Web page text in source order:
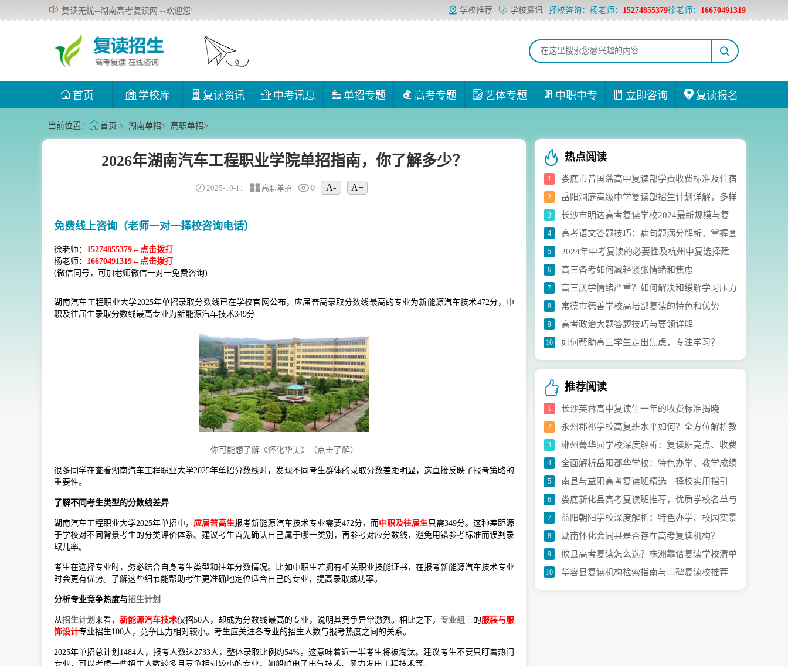
复读无忧--湖南高考复读网 --欢迎您!
首页 学校库 复读资讯 中考讯息 单招专题 高考专题 艺体专题 中职中专 立即咨询 复读报名
学校推荐 学校资讯 择校咨询：杨老师： 15274855379徐老师： 16670491319
当前位置： 首页 > 湖南单招> 高职单招>
2026年湖南汽车工程职业学院单招指南，你了解多少？
2025-10-11 高职单招 0 A- A+
免费线上咨询（老师一对一择校咨询电话）
徐老师： 15274855379←点击拨打
杨老师： 16670491319←点击拨打
(微信同号，可加老师微信一对一免费咨询)
湖南汽车工程职业大学2025年单招录取分数线已在学校官网公布，应届普高录取分数线最高的专业为新能源汽车技术472分，中
职及往届生录取分数线最高专业为新能源汽车技术349分
你可能想了解《怀化华美》（点击了解）
很多同学在查看湖南汽车工程职业大学2025年单招分数线时，发现不同考生群体的录取分数差距明显，这直接反映了报考策略的
重要性。
了解不同考生类型的分数线差异
湖南汽车工程职业大学2025年单招中， 应届普高生报考新能源汽车技术专业需要472分，而中职及往届生只需349分。这种差距源
于学校对不同背景考生的分类评价体系。建议考生首先确认自己属于哪一类别，再参考对应分数线，避免用错参考标准而误判录
取几率。
考生在选择专业时，务必结合自身考生类型和往年分数情况。比如中职生若拥有相关职业技能证书，在报考新能源汽车技术专业
时会更有优势。了解这些细节能帮助考生更准确地定位适合自己的专业，提高录取成功率。
分析专业竞争热度与招生计划
从招生计划来看，新能源汽车技术仅招50人，却成为分数线最高的专业，说明其竞争异常激烈。相比之下， 专业组 三的服装与服
饰设计专业招生100人，竞争压力相对较小。考生应关注各专业的招生人数与报考热度之间的关系。
2025年单招总计划1484人，报考人数达2733人，整体录取比例约54%。这意味着近一半考生将被淘汰。建议考生不要只盯着热门
专业，可以考虑一些招生人数较多且竞争相对较小的专业，如船舶电子电气技术、风力发电工程技术等。
热点阅读
1
娄底市曾国藩高中复读部学费收费标准及住宿
费用详解
2
岳阳洞庭高级中学复读部招生计划详解，多样
化选科组合助力学生成长
3
长沙市明达高考复读学校2024最新规模与复
读生人数实时统计
4
高考语文答题技巧：病句题满分解析，掌握套
路轻松应对
5
2024年中考复读的必要性及杭州中复选择建
议
6 高三备考如何减轻紧张情绪和焦虑
7 高三厌学情绪严重？如何解决和缓解学习压力
8 常德市德善学校高培部复读的特色和优势
9 高考政治大题答题技巧与要领详解
10 如何帮助高三学生走出焦虑，专注学习？
推荐阅读
1 长沙芙蓉高中复读生一年的收费标准揭晓
2
永州郡祁学校高复班水平如何？全方位解析教
学实力与升学成效
3
郴州菁华园学校深度解析：复读班亮点、收费
与办学特色全指南
4
全面解析岳阳郡华学校：特色办学、教学成绩
与获奖亮点
5 南县与益阳高考复读班精选｜择校实用指引
6
娄底新化县高考复读班推荐，优质学校名单与
择校指南请查收
7
益阳朝阳学校深度解析：特色办学、校园实景
与招生全攻略
8 湖南怀化会同县是否存在高考复读机构？
9
攸县高考复读怎么选？株洲靠谱复读学校清单
与建议
10 华容县复读机构检索指南与口碑复读校推荐